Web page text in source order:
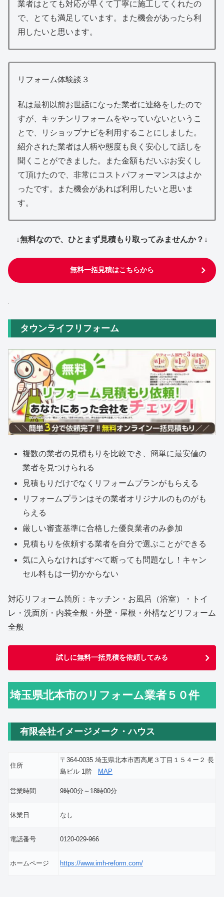
業者はとても対応が早くて丁寧に施工してくれたの
で、とても満足しています。また機会があったら利
用したいと思います。
リフォーム体験談３
私は最初以前お世話になった業者に連絡をしたので
すが、キッチンリフォームをやっていないというこ
とで、リショップナビを利用することにしました。
紹介された業者は人柄や態度も良く安心して話しを
聞くことができました。また金額もだいぶお安くし
て頂けたので、非常にコストパフォーマンスはよか
ったです。また機会があれば利用したいと思いま
す。
↓無料なので、ひとまず見積もり取ってみませんか？↓
無料一括見積はこちらから
タウンライフリフォーム
複数の業者の見積もりを比較でき、簡単に最安値の
業者を見つけられる
見積もりだけでなくリフォームプランがもらえる
リフォームプランはその業者オリジナルのものがも
らえる
厳しい審査基準に合格した優良業者のみ参加
見積もりを依頼する業者を自分で選ぶことができる
気に入らなければすべて断っても問題なし！キャン
セル料もは一切かからない
対応リフォーム箇所：キッチン・お風呂（浴室）・トイ
レ・洗面所・内装全般・外壁・屋根・外構などリフォーム
全般
試しに無料一括見積を依頼してみる
埼玉県北本市のリフォーム業者５０件
有限会社イメージメーク・ハウス
住所
〒364-0035 埼玉県北本市西高尾３丁目１５４ー２ 長
島ビル 1階
MAP
営業時間 9時00分～18時00分
休業日 なし
電話番号 0120-029-966
ホームページ https://www.imh-reform.com/